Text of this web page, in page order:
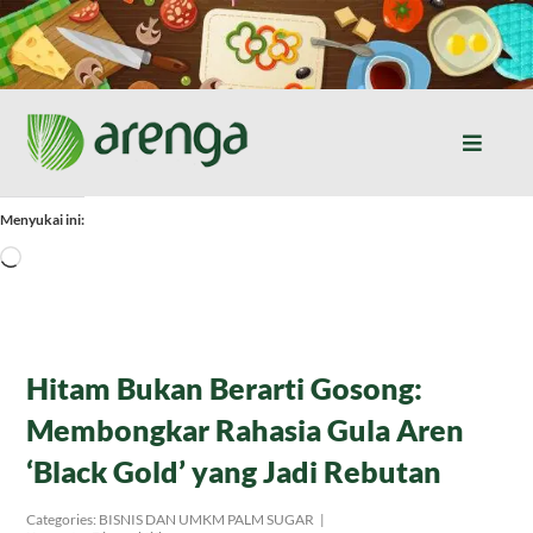
Skip
to
content
Toggle
Home
Tentang Kami
Produk
Menyukai ini:
Memuat...
Hitam Bukan Berarti Gosong:
Membongkar Rahasia Gula Aren
‘Black Gold’ yang Jadi Rebutan
Categories: BISNIS DAN UMKM PALM SUGAR |